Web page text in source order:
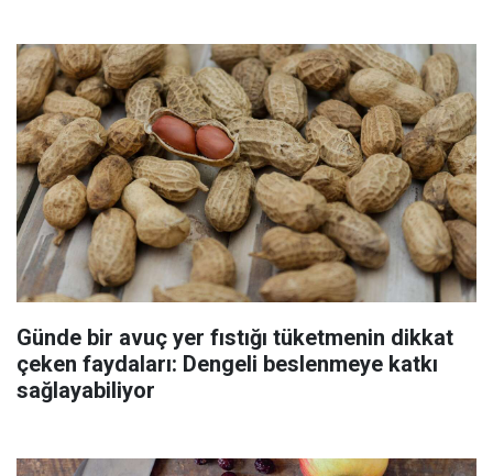
Günde bir avuç yer fıstığı tüketmenin dikkat
çeken faydaları: Dengeli beslenmeye katkı
sağlayabiliyor